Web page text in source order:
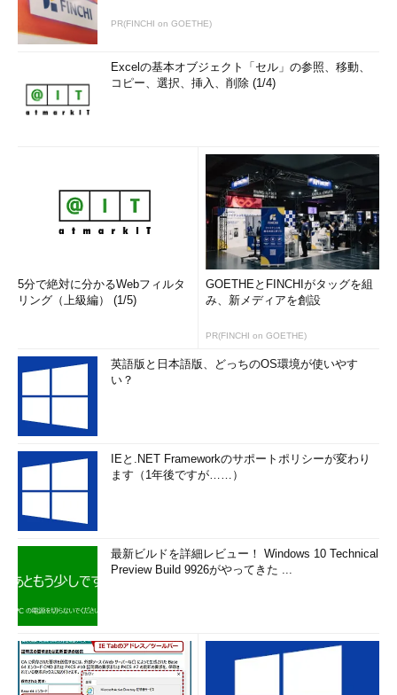
PR(FINCHI on GOETHE)
Excelの基本オブジェクト「セル」の参照、移動、
コピー、選択、挿入、削除 (1/4)
5分で絶対に分かるWebフィルタ
リング（上級編） (1/5)
GOETHEとFINCHIがタッグを組
み、新メディアを創設
PR(FINCHI on GOETHE)
英語版と日本語版、どっちのOS環境が使いやす
い？
IEと.NET Frameworkのサポートポリシーが変わり
ます（1年後ですが……）
最新ビルドを詳細レビュー！ Windows 10 Technical
Preview Build 9926がやってきた ...